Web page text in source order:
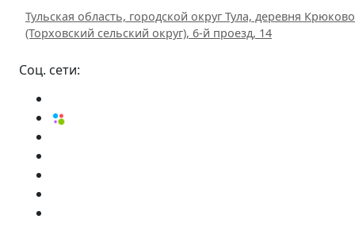
Тульская область, городской округ Тула, деревня Крюково
(Торховский сельский округ), 6-й проезд, 14
Соц. сети: